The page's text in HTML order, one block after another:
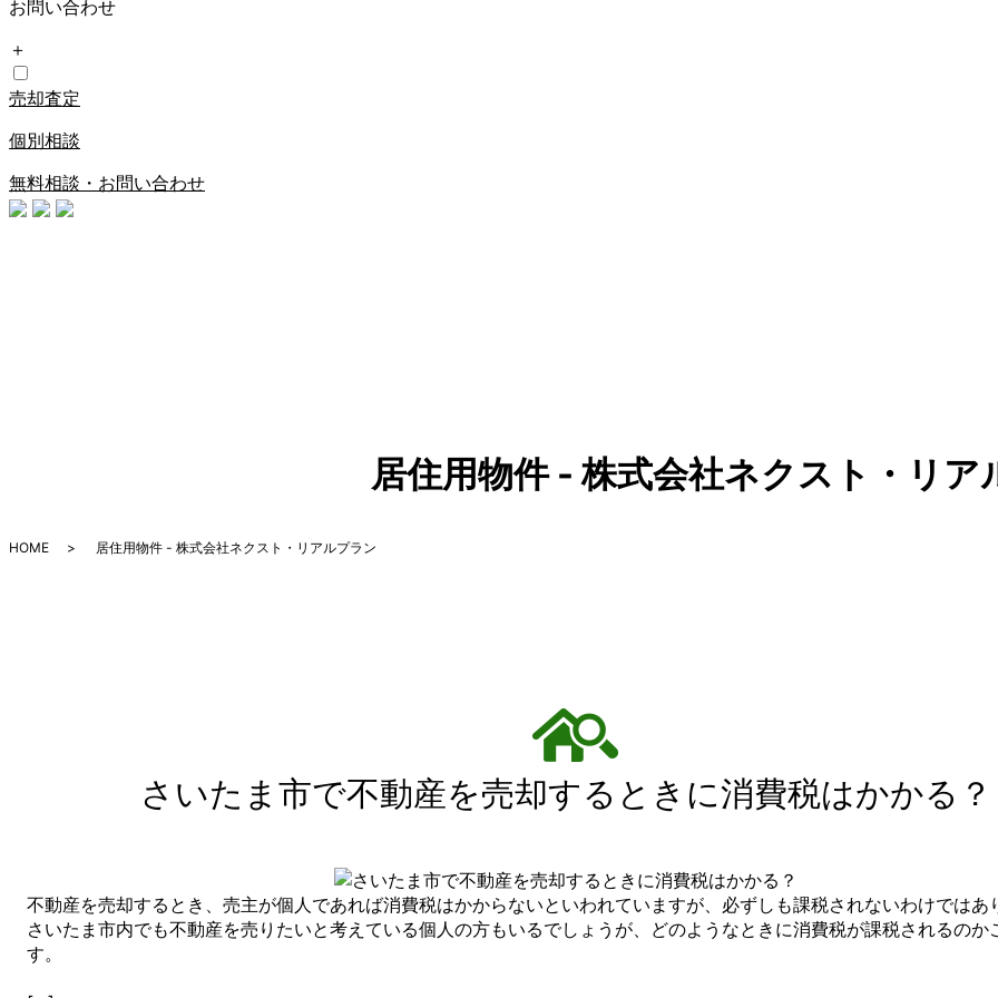
お問い合わせ
＋
売却査定
個別相談
無料相談・お問い合わせ
居住用物件 - 株式会社ネクスト・リア
HOME 居住用物件 - 株式会社ネクスト・リアルプラン
さいたま市で不動産を売却するときに消費税はかかる？
不動産を売却するとき、売主が個人であれば消費税はかからないといわれていますが、必ずしも課税されないわけではあ
さいたま市内でも不動産を売りたいと考えている個人の方もいるでしょうが、どのようなときに消費税が課税されるのか
す。